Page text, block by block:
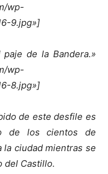
wp-
9.jpg»]
de la Bandera.»
wp-
8.jpg»]
de este desfile es
de los cientos de
la ciudad mientras se
del Castillo.